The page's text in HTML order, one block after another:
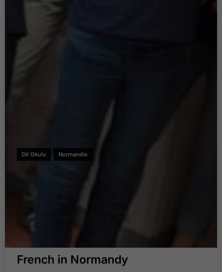
Dil Okulu Normandie
French in Normandy